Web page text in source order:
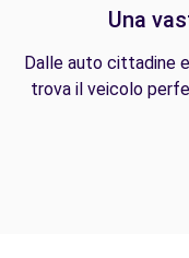
Una
Dalle auto cittadine
trova il veicolo